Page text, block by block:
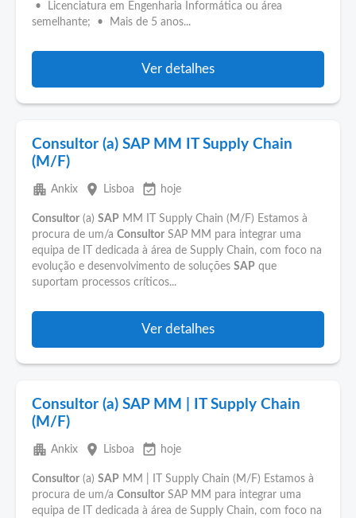
• Licenciatura em Engenharia Informática ou área
semelhante; • Mais de 5 anos...
Ver detalhes
Consultor (a) SAP MM IT Supply Chain
(M/F)
apartment Ankix place Lisboa event_available hoje
Consultor (a) SAP MM IT Supply Chain (M/F) Estamos à
procura de um/a Consultor SAP MM para integrar uma
equipa de IT dedicada à área de Supply Chain, com foco na
evolução e desenvolvimento de soluções SAP que
suportam processos críticos...
Ver detalhes
Consultor (a) SAP MM | IT Supply Chain
(M/F)
apartment Ankix place Lisboa event_available hoje
Consultor (a) SAP MM | IT Supply Chain (M/F) Estamos à
procura de um/a Consultor SAP MM para integrar uma
equipa de IT dedicada à área de Supply Chain, com foco na